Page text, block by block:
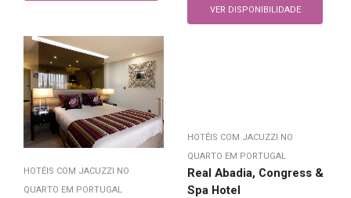
VER DISPONIBILIDADE
HOTÉIS COM JACUZZI NO
QUARTO EM PORTUGAL
HOTÉIS COM JACUZZI NO
QUARTO EM PORTUGAL
Real Abadia, Congress &
Spa Hotel